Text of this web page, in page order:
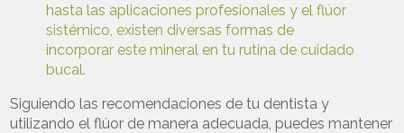
hasta las aplicaciones profesionales y el flúor
sistémico, existen diversas formas de
incorporar este mineral en tu rutina de cuidado
bucal.
Siguiendo las recomendaciones de tu dentista y
utilizando el flúor de manera adecuada, puedes mantener